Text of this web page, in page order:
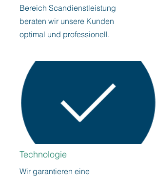
Bereich Scandienstleistung
beraten wir unsere Kunden
optimal und professionell.
Technologie
Wir garantieren eine